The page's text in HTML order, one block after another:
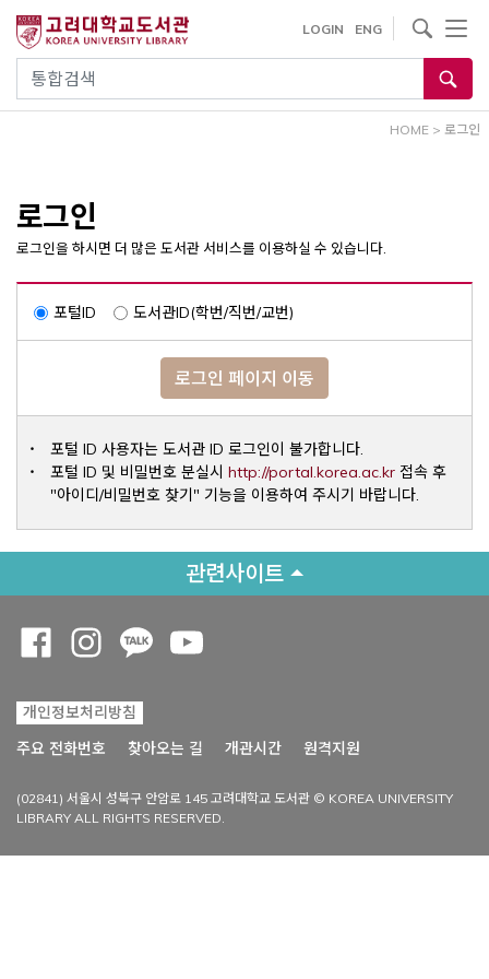
건
통합검색
LOGIN ENG
사이트내 검색
HOME > 로그인
로그인
로그인을 하시면 더 많은 도서관 서비스를 이용하실 수 있습니다.
포털ID 도서관ID(학번/직번/교번)
로그인 페이지 이동
포털 ID 사용자는 도서관 ID 로그인이 불가합니다.
포털 ID 및 비밀번호 분실시 http://portal.korea.ac.krOpens a
접속 후
"아이디/비밀번호 찾기" 기능을 이용하여 주시기 바랍니다.
관련사이트
개인정보처리방침
주요 전화번호
찾아오는 길 개관시간 원격지원
(02841) 서울시 성북구 안암로 145 고려대학교 도서관 © KOREA UNIVERSITY
LIBRARY ALL RIGHTS RESERVED.
Opens a new window
Opens a new window
Opens a new window